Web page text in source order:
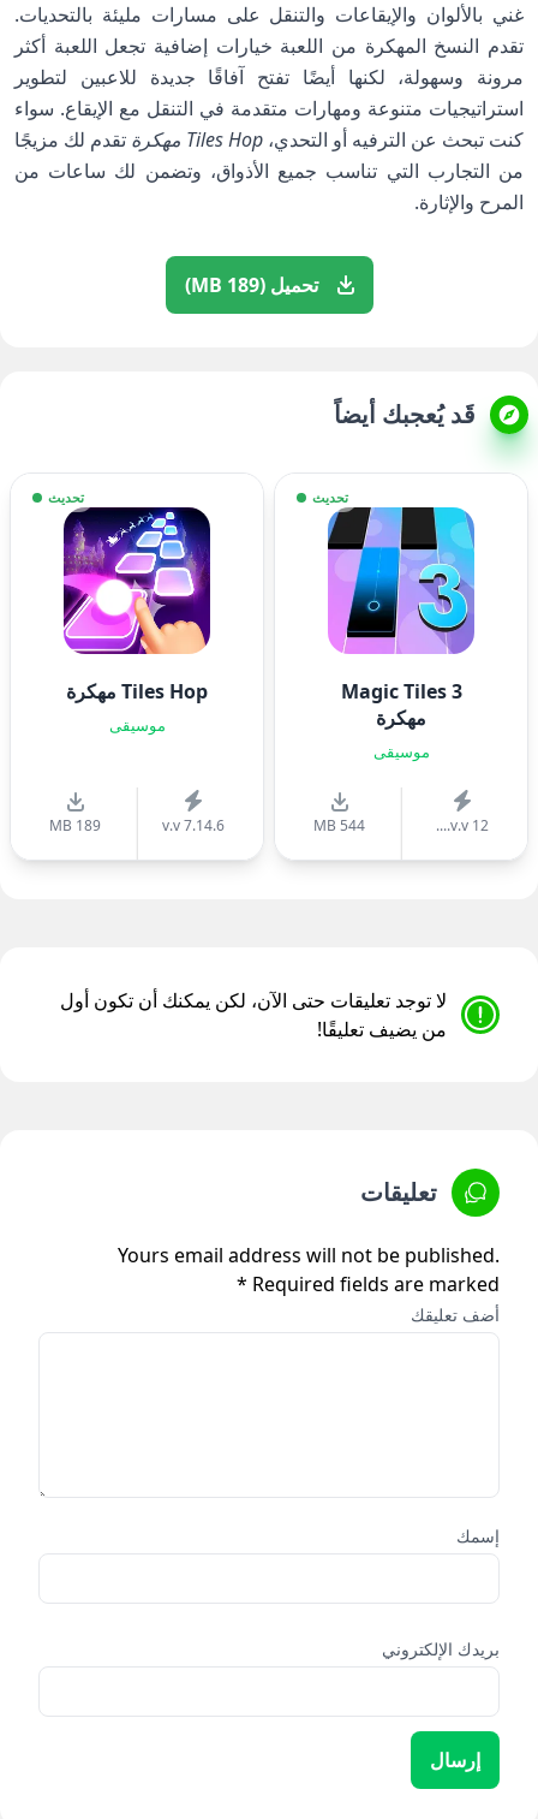
غني بالألوان والإيقاعات والتنقل على مسارات مليئة بالتحديات.
تقدم النسخ المهكرة من اللعبة خيارات إضافية تجعل اللعبة أكثر
مرونة وسهولة، لكنها أيضًا تفتح آفاقًا جديدة للاعبين لتطوير
استراتيجيات متنوعة ومهارات متقدمة في التنقل مع الإيقاع. سواء
كنت تبحث عن الترفيه أو التحدي، Tiles Hop مهكرة
تقدم لك مزيجًا
من التجارب التي تناسب جميع الأذواق، وتضمن لك ساعات من
المرح والإثارة.
تحميل (189 MB)
قَد يُعجبك أيضاً
تحديث
Magic Tiles 3
مهكرة
موسيقى
v.v 12....
544 MB
تحديث
Tiles Hop مهكرة
موسيقى
v.v 7.14.6
189 MB
لا توجد تعليقات حتى الآن، لكن يمكنك أن تكون أول
من يضيف تعليقًا!
تعليقات
Yours email address will not be published.
Required fields are marked *
أضف تعليقك
إسمك
بريدك الإلكتروني
إرسال